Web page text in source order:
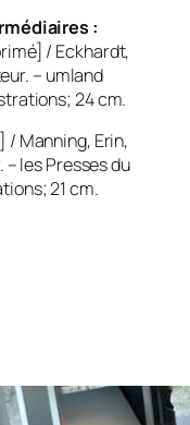
:
/ Eckhardt,
– umland
24 cm.
Manning, Erin,
les Presses du
21 cm.